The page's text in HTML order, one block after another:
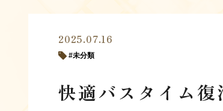
2025.07.16
未分類
快適バスタイム復